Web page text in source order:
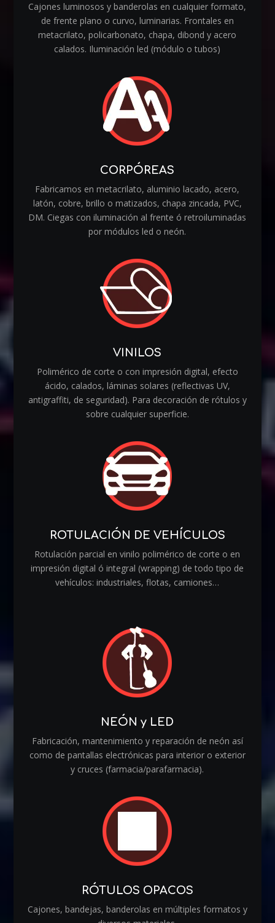
Cajones luminosos y banderolas en cualquier formato,
de frente plano o curvo, luminarias. Frontales en
metacrilato, policarbonato, chapa, dibond y acero
calados. Iluminación led (módulo o tubos)
CORPÓREAS
Fabricamos en metacrilato, aluminio lacado, acero,
latón, cobre, brillo o matizados, chapa zincada, PVC,
DM. Ciegas con iluminación al frente ó retroiluminadas
por módulos led o neón.
VINILOS
Polimérico de corte o con impresión digital, efecto
ácido, calados, láminas solares (reflectivas UV,
antigraffiti, de seguridad). Para decoración de rótulos y
sobre cualquier superficie.
ROTULACIÓN DE VEHÍCULOS
Rotulación parcial en vinilo polimérico de corte o en
impresión digital ó integral (wrapping) de todo tipo de
vehículos: industriales, flotas, camiones…
NEÓN y LED
Fabricación, mantenimiento y reparación de neón así
como de pantallas electrónicas para interior o exterior
y cruces (farmacia/parafarmacia).
RÓTULOS OPACOS
Cajones, bandejas, banderolas en múltiples formatos y